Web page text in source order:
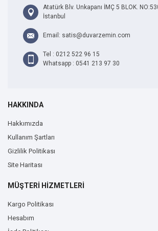
Atatürk Blv. Unkapanı İMÇ 5 BLOK.
İstanbul
Email: satis@duvarzemin.com
Tel : 0212 522 96 15
Whatsapp : 0541 213 97 30
HAKKINDA
Hakkımızda
Kullanım Şartları
Gizlilik Politikası
Site Haritası
MÜŞTERİ HİZMETLERİ
Kargo Politikası
Hesabım